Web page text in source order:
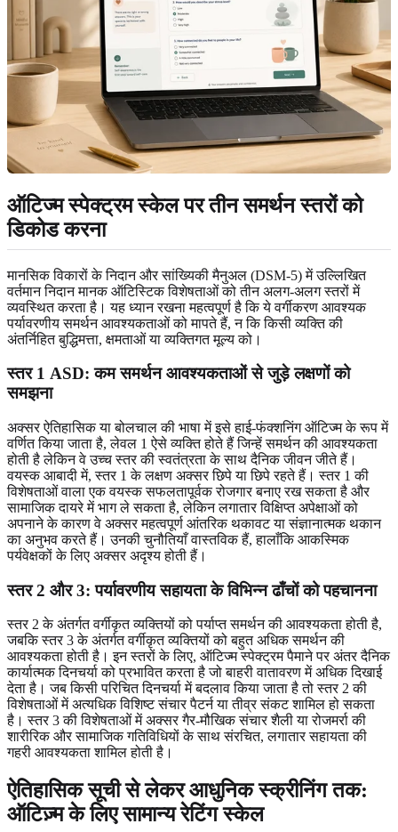
ऑटिज्म स्पेक्ट्रम स्केल पर तीन समर्थन स्तरों को
डिकोड करना
मानसिक विकारों के निदान और सांख्यिकी मैनुअल (DSM-5) में उल्लिखित
वर्तमान निदान मानक ऑटिस्टिक विशेषताओं को तीन अलग-अलग स्तरों में
व्यवस्थित करता है। यह ध्यान रखना महत्वपूर्ण है कि ये वर्गीकरण आवश्यक
पर्यावरणीय समर्थन आवश्यकताओं को मापते हैं, न कि किसी व्यक्ति की
अंतर्निहित बुद्धिमत्ता, क्षमताओं या व्यक्तिगत मूल्य को।
स्तर 1 ASD: कम समर्थन आवश्यकताओं से जुड़े लक्षणों को
समझना
अक्सर ऐतिहासिक या बोलचाल की भाषा में इसे हाई-फंक्शनिंग ऑटिज्म के रूप में
वर्णित किया जाता है, लेवल 1 ऐसे व्यक्ति होते हैं जिन्हें समर्थन की आवश्यकता
होती है लेकिन वे उच्च स्तर की स्वतंत्रता के साथ दैनिक जीवन जीते हैं।
वयस्क आबादी में, स्तर 1 के लक्षण अक्सर छिपे या छिपे रहते हैं। स्तर 1 की
विशेषताओं वाला एक वयस्क सफलतापूर्वक रोजगार बनाए रख सकता है और
सामाजिक दायरे में भाग ले सकता है, लेकिन लगातार विक्षिप्त अपेक्षाओं को
अपनाने के कारण वे अक्सर महत्वपूर्ण आंतरिक थकावट या संज्ञानात्मक थकान
का अनुभव करते हैं। उनकी चुनौतियाँ वास्तविक हैं, हालाँकि आकस्मिक
पर्यवेक्षकों के लिए अक्सर अदृश्य होती हैं।
स्तर 2 और 3: पर्यावरणीय सहायता के विभिन्न ढाँचों को पहचानना
स्तर 2 के अंतर्गत वर्गीकृत व्यक्तियों को पर्याप्त समर्थन की आवश्यकता होती है,
जबकि स्तर 3 के अंतर्गत वर्गीकृत व्यक्तियों को बहुत अधिक समर्थन की
आवश्यकता होती है। इन स्तरों के लिए, ऑटिज्म स्पेक्ट्रम पैमाने पर अंतर दैनिक
कार्यात्मक दिनचर्या को प्रभावित करता है जो बाहरी वातावरण में अधिक दिखाई
देता है। जब किसी परिचित दिनचर्या में बदलाव किया जाता है तो स्तर 2 की
विशेषताओं में अत्यधिक विशिष्ट संचार पैटर्न या तीव्र संकट शामिल हो सकता
है। स्तर 3 की विशेषताओं में अक्सर गैर-मौखिक संचार शैली या रोजमर्रा की
शारीरिक और सामाजिक गतिविधियों के साथ संरचित, लगातार सहायता की
गहरी आवश्यकता शामिल होती है।
ऐतिहासिक सूची से लेकर आधुनिक स्क्रीनिंग तक:
ऑटिज़्म के लिए सामान्य रेटिंग स्केल